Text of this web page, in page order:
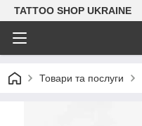
TATTOO SHOP UKRAINE
Товари та послуги